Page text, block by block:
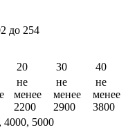
до 254
20 30
40
не
менее
2200
не
менее
2900
не
менее
3800
4000, 5000